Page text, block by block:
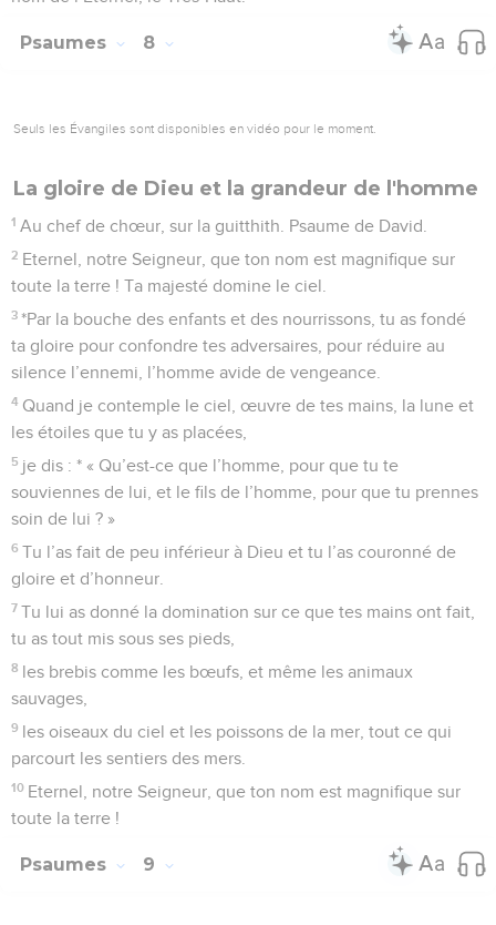
les oiseaux du ciel et les poissons de la mer, tout ce qui
parcourt les sentiers des mers.
Le Seigneur, sauveur des pauvres et des
opprimés
Au chef de chœur, sur la mélodie de « Meurs pour le fils ».
Psaume de David.
2
Je te louerai, Eternel, de tout mon cœur, je raconterai
toutes tes merveilles.
Je ferai de toi le sujet de ma joie et de mon allégresse, je
chanterai ton nom, Dieu très-haut.
4 Mes ennemis reculent, ils trébuchent, ils disparaissent
devant toi,
5 car tu soutiens mon droit et ma cause, tu sièges sur ton
trône en juste juge.
6 Tu réprimandes les nations, tu détruis le méchant, tu
effaces leur nom pour toujours et à perpétuité.
7 Plus d’ennemis ! Des ruines éternelles ! Tu as détruit des
villes, et leur souvenir est perdu.
8 L’Eternel règne pour toujours, il a dressé son trône pour le
jugement.
Il juge le monde avec justice, il juge les peuples avec
droiture.